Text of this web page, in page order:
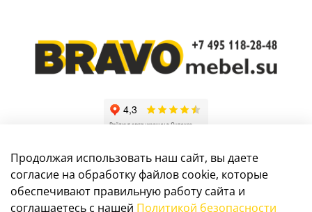
Информация, размещенная на сайте, не является
Продолжая использовать наш сайт, вы даете
согласие на обработку файлов cookie, которые
обеспечивают правильную работу сайта и
соглашаетесь с нашей Политикой безопасности